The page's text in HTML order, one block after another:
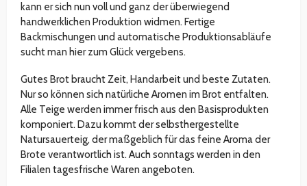
kann er sich nun voll und ganz der überwiegend
handwerklichen Produktion widmen. Fertige
Backmischungen und automatische Produktionsabläufe
sucht man hier zum Glück vergebens.
Gutes Brot braucht Zeit, Handarbeit und beste Zutaten.
Nur so können sich natürliche Aromen im Brot entfalten.
Alle Teige werden immer frisch aus den Basisprodukten
komponiert. Dazu kommt der selbsthergestellte
Natursauerteig, der maßgeblich für das feine Aroma der
Brote verantwortlich ist. Auch sonntags werden in den
Filialen tagesfrische Waren angeboten.